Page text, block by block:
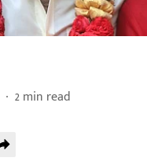
2min read